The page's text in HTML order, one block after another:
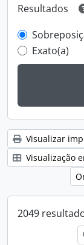
Resultados
Exato(a)
Visualizar
Visualização
2049